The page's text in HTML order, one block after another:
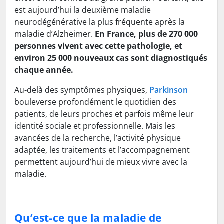
est aujourd’hui la deuxième maladie
neurodégénérative la plus fréquente après la
maladie d’Alzheimer. En France, plus de 270 000
personnes vivent avec cette pathologie, et
environ 25 000 nouveaux cas sont diagnostiqués
chaque année.
Au-delà des symptômes physiques, Parkinson
bouleverse profondément le quotidien des
patients, de leurs proches et parfois même leur
identité sociale et professionnelle. Mais les
avancées de la recherche, l’activité physique
adaptée, les traitements et l’accompagnement
permettent aujourd’hui de mieux vivre avec la
maladie.
Qu’est-ce que la maladie de